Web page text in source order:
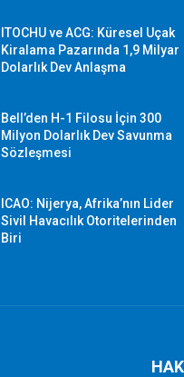
ITOCHU ve ACG: Küresel Uçak
Kiralama Pazarında 1,9 Milyar
Dolarlık Dev Anlaşma
Bell’den H-1 Filosu İçin 300
Milyon Dolarlık Dev Savunma
Sözleşmesi
ICAO: Nijerya, Afrika’nın Lider
Sivil Havacılık Otoritelerinden
Biri